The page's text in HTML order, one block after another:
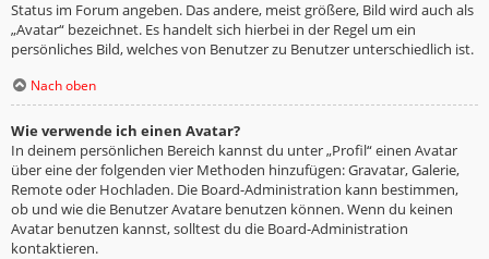
Status im Forum angeben. Das andere, meist größere, Bild wird auch als
„Avatar“ bezeichnet. Es handelt sich hierbei in der Regel um ein
persönliches Bild, welches von Benutzer zu Benutzer unterschiedlich ist.
Nach oben
Wie verwende ich einen Avatar?
In deinem persönlichen Bereich kannst du unter „Profil“ einen Avatar
über eine der folgenden vier Methoden hinzufügen: Gravatar, Galerie,
Remote oder Hochladen. Die Board-Administration kann bestimmen,
ob und wie die Benutzer Avatare benutzen können. Wenn du keinen
Avatar benutzen kannst, solltest du die Board-Administration
kontaktieren.